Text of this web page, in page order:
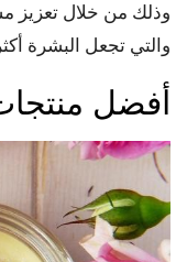
وذلك من خلال تعزيز
والتي تجعل البشرة
أفضل